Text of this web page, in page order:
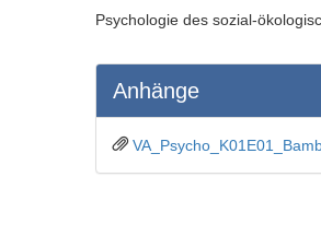
Psychologie des sozial-
Anhänge